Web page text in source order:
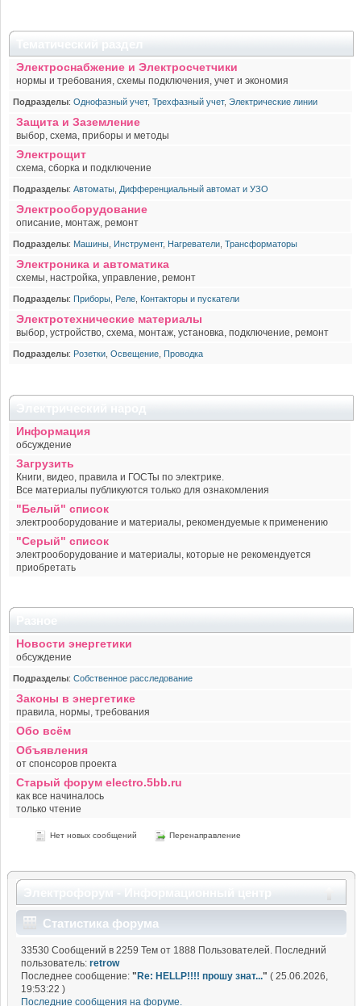
Электроснабжение и Электросчетчики
нормы и требования, схемы подключения, учет и экономия
Подразделы: Однофазный учет, Трехфазный учет, Электрические линии
Защита и Заземление
выбор, схема, приборы и методы
Электрощит
схема, сборка и подключение
Подразделы: Автоматы Дифференциальный автомат и УЗО
Электрооборудование
описание, монтаж, ремонт
Подразделы: Машины Инструмент, Нагреватели Трансформаторы
Электроника и автоматика
схемы, настройка, управление, ремонт
Подразделы: Приборы Реле Контакторы и пускатели
Электротехнические материалы
выбор, устройство, схема, монтаж, установка, подключение, ремонт
Подразделы: Розетки Освещение Проводка
Информация
обсуждение
Загрузить
Книги, видео, правила и ГОСТы по электрике.
Все материалы публикуются только для ознакомления
"Белый" список
электрооборудование и материалы, рекомендуемые к применению
"Серый" список
электрооборудование и материалы, которые не рекомендуется
приобретать
Новости энергетики
обсуждение
Подразделы: Собственное расследование
Законы в энергетике
правила, нормы, требования
Обо всём
Объявления
от спонсоров проекта
Старый форум electro.5bb.ru
как все начиналось
только чтение
Нет новых сообщений Перенаправление
Статистика форума
33530 Сообщений в 2259 Тем от 1888 Пользователей. Последний
пользователь:retrow
Последнее сообщение:"Re: HELLP!!!! прошу знат..." ( 25.06.2026,
19:53:22 )
Последние сообщения на форуме.